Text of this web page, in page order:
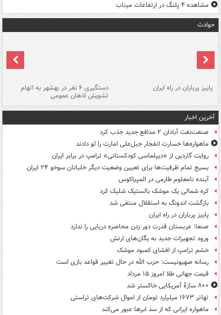
مشاهده ۴ پلنگ در ارتفاعات میناب
حوادث
پاییز پرباران در راه ایران دستگیری ۶ نفر در بهشهر به اتهام
تشویش اذهان عمومی
آخرین اخبار
صنعت‌نفت آبادان ۲ مدافع جدید جذب کرد
ماهواره‌ها خسارت انفجار جبل‌علی امارت را لو دادند
روایت گاردین از «دیپلماسی کودکستانی» ترامپ در برابر ایران
بسیج تمام ظرفیت‌ها برای تعیین وضعیت دیگر خلبانان سوخو ۲۴ ایران
آینده نامعلوم طارمی در المپیاکوس
کره شمالی یک موشک بالستیک شلیک کرد
بازگشت اندونگ به استقلال منتفی شد
پاییز پرباران در راه ایران
صنعا: عربستان قدرت دور زدن محاصره دریایی را ندارد
ورود تجهیزات جدید به یگان‌های ارتش
خشم ترامپ از افشای کمبود موشک
رسانه صهیونیست: حزب الله در حال تغییر قواعد بازی است
قیمت جهانی طلا امروز ۱۵ مرداد
۸۰۰ سازۀ آمریکایی خاکستر شد
تهاتر ۱۶۷۳ میلیارد تومان از اموال شرکت‌های تراستی
ماهواره ایرانی که از سد ابرها عبور می‌کند